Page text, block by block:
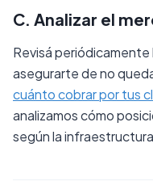
C. Analizar el
Revisá
asegurarte de no
cuánto cobrar por tus
analizamos cómo
según la